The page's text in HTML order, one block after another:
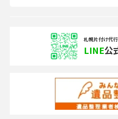
札幌片付け代
LINE公